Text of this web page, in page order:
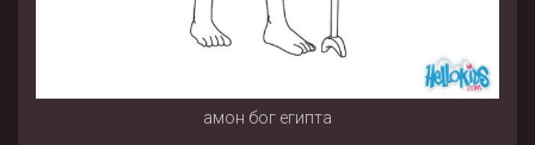
амон бог египта